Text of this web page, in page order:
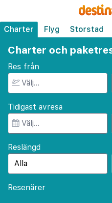
Charter Flyg Storstad
Charter och
Res från
Tidigast avresa
Reslängd
Resenärer